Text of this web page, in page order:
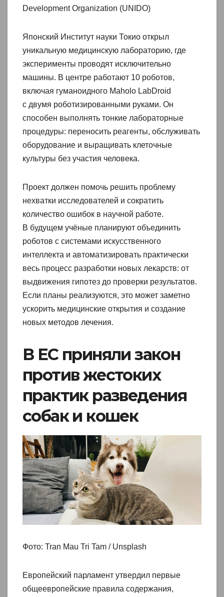
Development Organization (UNIDO)
Японский Институт науки Токио открыл
уникальную медицинскую лабораторию, где
эксперименты проводят исключительно
машины. В центре работают 10 роботов,
включая гуманоидного Maholo LabDroid
с двумя роботизированными руками. Он
способен выполнять тонкие лабораторные
процедуры: переносить реагенты, обслуживать
оборудование и выращивать клеточные
культуры без участия человека.
Проект должен помочь решить проблему
нехватки исследователей и сократить
количество ошибок в научной работе.
В будущем учёные планируют объединить
роботов с системами искусственного
интеллекта и автоматизировать практически
весь процесс разработки новых лекарств: от
выдвижения гипотез до проверки результатов.
Если планы реализуются, это может заметно
ускорить медицинские открытия и создание
новых методов лечения.
В ЕС приняли закон
против жестоких
практик разведения
собак и кошек
Фото: Tran Mau Tri Tam / Unsplash
Европейский парламент утвердил первые
общеевропейские правила содержания,